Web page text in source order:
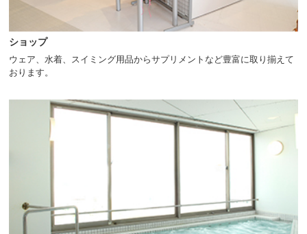
ショップ
ウェア、水着、スイミング用品からサプリメントなど豊富に取り揃えて
おります。